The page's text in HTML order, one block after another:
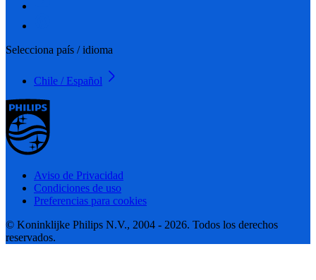
Selecciona país / idioma
Chile / Español
Aviso de Privacidad
Condiciones de uso
Preferencias para cookies
© Koninklijke Philips N.V., 2004 - 2026. Todos los derechos
reservados.